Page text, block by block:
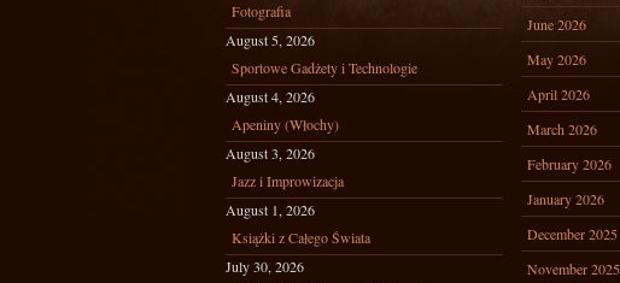
Fotografia
August 5, 2026
Sportowe Gadżety i Technologie
August 4, 2026
Apeniny (Włochy)
August 3, 2026
Jazz i Improwizacja
August 1, 2026
Książki z Całego Świata
July 30, 2026
June 2026
May 2026
April 2026
March 2026
February 2026
January 2026
December 2025
November 2025